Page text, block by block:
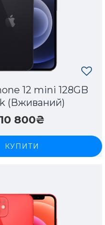
12 mini 128GB
(Вживаний)
10 800₴
КУПИТИ